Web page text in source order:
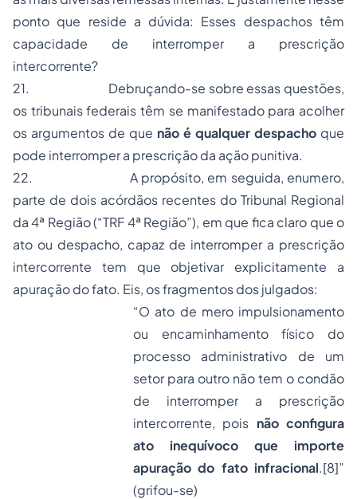
ponto que reside a dúvida: Esses despachos têm
capacidade de interromper a prescrição
intercorrente?
21. Debruçando-se sobre essas questões,
os tribunais federais têm se manifestado para acolher
os argumentos de que não é qualquer despacho que
pode interromper a prescrição da ação punitiva.
22. A propósito, em seguida, enumero,
parte de dois acórdãos recentes do Tribunal Regional
da 4ª Região (“TRF 4ª Região”), em que fica claro que o
ato ou despacho, capaz de interromper a prescrição
intercorrente tem que objetivar explicitamente a
apuração do fato. Eis, os fragmentos dos julgados:
“O ato de mero impulsionamento
ou encaminhamento físico do
processo administrativo de um
setor para outro não tem o condão
de interromper a prescrição
intercorrente, pois não configura
ato inequívoco que importe
apuração do fato infracional.[8]”
(grifou-se)